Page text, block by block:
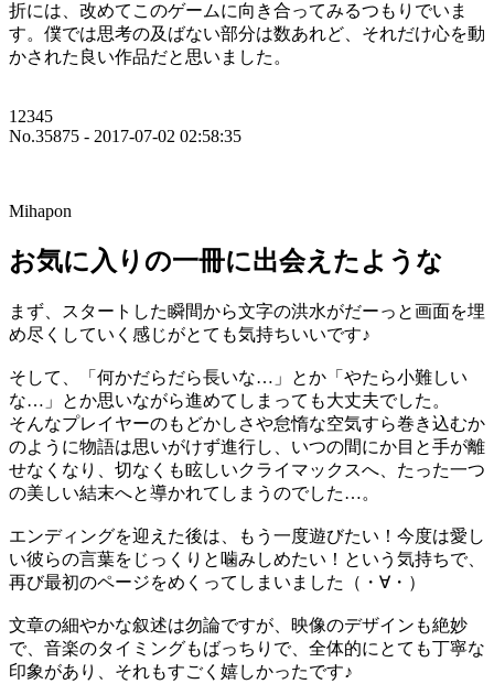
折には、改めてこのゲームに向き合ってみるつもりでいま
す。僕では思考の及ばない部分は数あれど、それだけ心を動
かされた良い作品だと思いました。
12345
No.35875 - 2017-07-02 02:58:35
Mihapon
お気に入りの一冊に出会えたような
まず、スタートした瞬間から文字の洪水がだーっと画面を埋
め尽くしていく感じがとても気持ちいいです♪
そして、「何かだらだら長いな…」とか「やたら小難しい
な…」とか思いながら進めてしまっても大丈夫でした。
そんなプレイヤーのもどかしさや怠惰な空気すら巻き込むか
のように物語は思いがけず進行し、いつの間にか目と手が離
せなくなり、切なくも眩しいクライマックスへ、たった一つ
の美しい結末へと導かれてしまうのでした…。
エンディングを迎えた後は、もう一度遊びたい！今度は愛し
い彼らの言葉をじっくりと噛みしめたい！という気持ちで、
再び最初のページをめくってしまいました（・∀・）
文章の細やかな叙述は勿論ですが、映像のデザインも絶妙
で、音楽のタイミングもばっちりで、全体的にとても丁寧な
印象があり、それもすごく嬉しかったです♪